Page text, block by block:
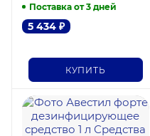
Поставка от 3 дней
5 434 ₽
КУПИТЬ